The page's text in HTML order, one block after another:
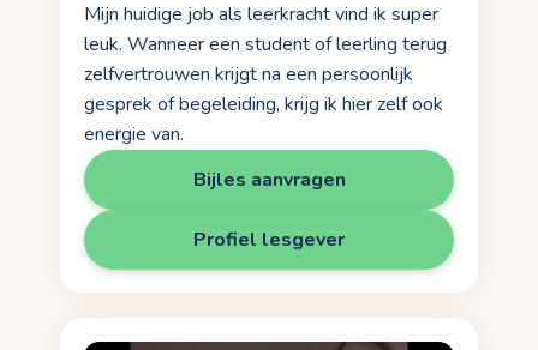
Mijn huidige job als leerkracht vind ik super
leuk. Wanneer een student of leerling terug
zelfvertrouwen krijgt na een persoonlijk
gesprek of begeleiding, krijg ik hier zelf ook
energie van.
Bijles aanvragen
Profiel lesgever